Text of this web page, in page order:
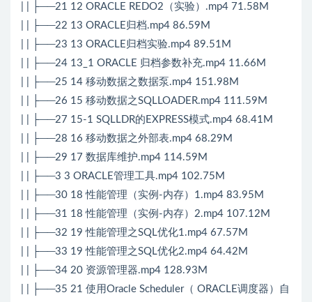
| | ├──21 12 ORACLE REDO2（实验）.mp4 71.58M
| | ├──22 13 ORACLE归档.mp4 86.59M
| | ├──23 13 ORACLE归档实验.mp4 89.51M
| | ├──24 13_1 ORACLE 归档参数补充.mp4 11.66M
| | ├──25 14 移动数据之数据泵.mp4 151.98M
| | ├──26 15 移动数据之SQLLOADER.mp4 111.59M
| | ├──27 15-1 SQLLDR的EXPRESS模式.mp4 68.41M
| | ├──28 16 移动数据之外部表.mp4 68.29M
| | ├──29 17 数据库维护.mp4 114.59M
| | ├──3 3 ORACLE管理工具.mp4 102.75M
| | ├──30 18 性能管理（实例-内存）1.mp4 83.95M
| | ├──31 18 性能管理（实例-内存）2.mp4 107.12M
| | ├──32 19 性能管理之SQL优化1.mp4 67.57M
| | ├──33 19 性能管理之SQL优化2.mp4 64.42M
| | ├──34 20 资源管理器.mp4 128.93M
| | ├──35 21 使用Oracle Scheduler（ ORACLE调度器）自